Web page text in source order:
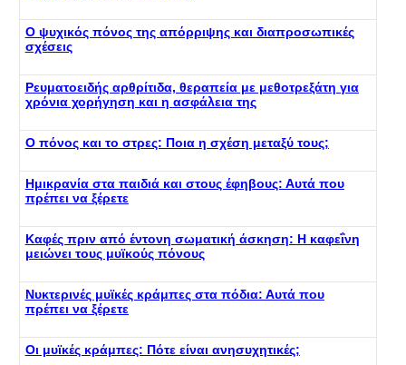
Ο ψυχικός πόνος της απόρριψης και διαπροσωπικές
σχέσεις
Ρευματοειδής αρθρίτιδα, θεραπεία με μεθοτρεξάτη για
χρόνια χορήγηση και η ασφάλεια της
Ο πόνος και το στρες: Ποια η σχέση μεταξύ τους;
Ημικρανία στα παιδιά και στους έφηβους: Αυτά που
πρέπει να ξέρετε
Καφές πριν από έντονη σωματική άσκηση: Η καφεΐνη
μειώνει τους μυϊκούς πόνους
Νυκτερινές μυϊκές κράμπες στα πόδια: Αυτά που
πρέπει να ξέρετε
Οι μυϊκές κράμπες: Πότε είναι ανησυχητικές;